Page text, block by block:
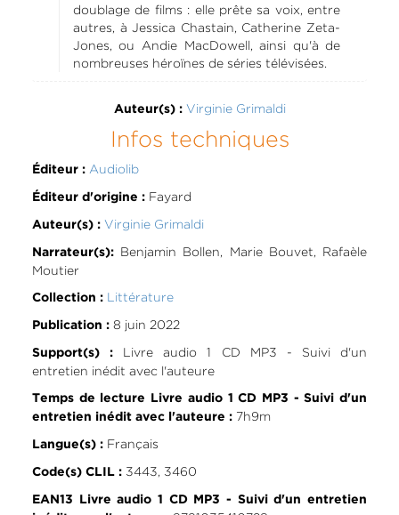
doublage de films : elle prête sa voix, entre
autres, à Jessica Chastain, Catherine Zeta-
Jones, ou Andie MacDowell, ainsi qu'à de
nombreuses héroïnes de séries télévisées.
Auteur(s) : Virginie Grimaldi
Infos techniques
Éditeur : Audiolib
Éditeur d'origine :Fayard
Auteur(s) : Virginie Grimaldi
Narrateur(s):Benjamin Bollen, Marie Bouvet, Rafaèle
Moutier
Collection : Littérature
Publication :8 juin 2022
Support(s) :
Livre audio 1 CD MP3 - Suivi d'un
entretien inédit avec l'auteure
Temps de lecture Livre audio 1 CD MP3 - Suivi d'un
entretien inédit avec l'auteure :7h9m
Langue(s) :Français
Code(s) CLIL :3443, 3460
EAN13 Livre audio 1 CD MP3 - Suivi d'un entretien